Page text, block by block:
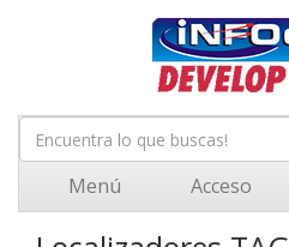
Menú Acceso